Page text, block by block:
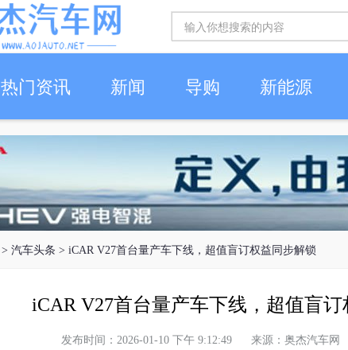
热门资讯 新闻 导购 新能源
> 汽车头条 > iCAR V27首台量产车下线，超值盲订权益同步解锁
iCAR V27首台量产车下线，超值盲订
发布时间：2026-01-10 下午 9:12:49 来源：奥杰汽